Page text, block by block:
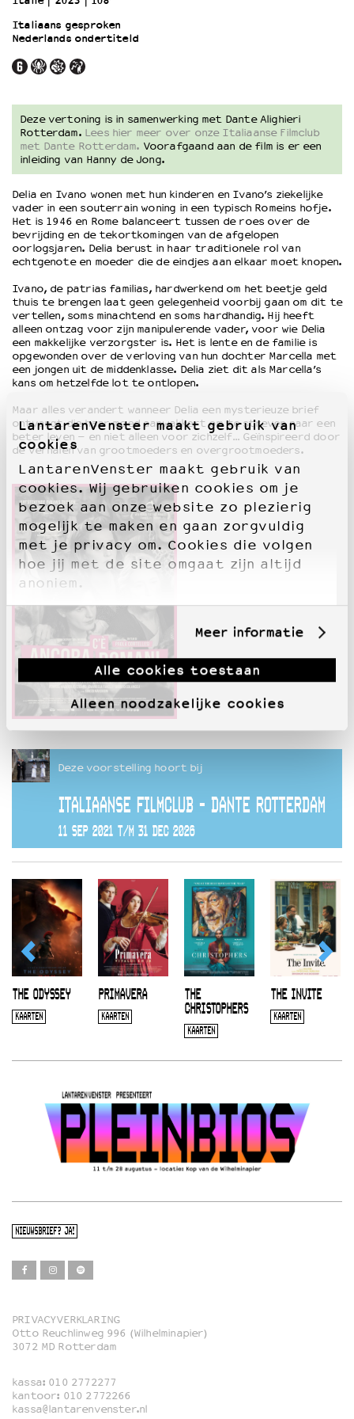
LantarenVenster maakt gebruik van
cookies
LantarenVenster maakt gebruik van
cookies. Wij gebruiken cookies om je
bezoek aan onze website zo plezierig
mogelijk te maken en gaan zorgvuldig
met je privacy om. Cookies die volgen
hoe jij met de site omgaat zijn altijd
anoniem.
Meer informatie
Alle cookies toestaan
Alleen noodzakelijke cookies
OVER LANTARENVENSTER
Wat we doen
Word vriend
Historie
Partners
Huisregels
Privacyverklaring
Integriteits- en gedragscode
Duurzaamheid
Culturele boycot Israël
Ruimte voor artistieke vrijheid – VNPF
Italiaans gesproken
Nederlands ondertiteld
Deze vertoning is in samenwerking met Dante Alighieri
Rotterdam. Lees hier meer over onze Italiaanse Filmclub
met Dante Rotterdam. Voorafgaand aan de film is er een
inleiding van Hanny de Jong.
Delia en Ivano wonen met hun kinderen en Ivano’s ziekelijke
vader in een souterrain woning in een typisch Romeins hofje.
Het is 1946 en Rome balanceert tussen de roes over de
bevrijding en de tekortkomingen van de afgelopen
oorlogsjaren. Delia berust in haar traditionele rol van
echtgenote en moeder die de eindjes aan elkaar moet knopen.
Ivano, de patrias familias, hardwerkend om het beetje geld
thuis te brengen laat geen gelegenheid voorbij gaan om dit te
vertellen, soms minachtend en soms hardhandig. Hij heeft
alleen ontzag voor zijn manipulerende vader, voor wie Delia
een makkelijke verzorgster is. Het is lente en de familie is
opgewonden over de verloving van hun dochter Marcella met
een jongen uit de middenklasse. Delia ziet dit als Marcella’s
kans om hetzelfde lot te ontlopen.
Maar alles verandert wanneer Delia een mysterieuze brief
ontvangt die haar moed aanwakkert om te streven naar een
beter leven – en niet alleen voor zichzelf… Geïnspireerd door
de verhalen van grootmoeders en overgrootmoeders.
Deze voorstelling hoort bij
ITALIAANSE FILMCLUB - DANTE ROTTERDAM
11 SEP 2021 T/M 31 DEC 2026
THE ODYSSEY
KAARTEN
PRIMAVERA
KAARTEN
THE
CHRISTOPHERS
KAARTEN
THE INVITE
KAARTEN
NIEUWSBRIEF? JA!
Film
Familie
Film in English
PRIVACYVERKLARING
Otto Reuchlinweg 996 (Wilhelminapier)
3072 MD Rotterdam
kassa: 010 2772277
kantoor: 010 2772266
kassa@lantarenvenster.nl